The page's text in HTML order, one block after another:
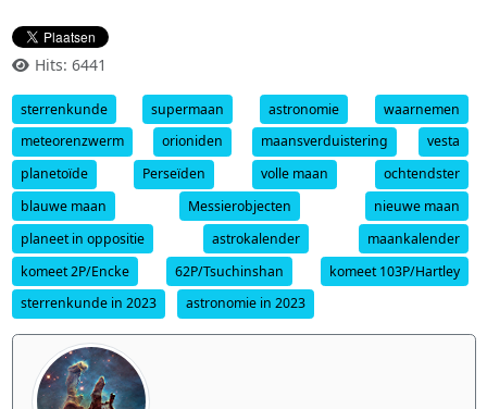
Hits: 6441
sterrenkunde supermaan astronomie
waarnemen
meteorenzwerm
orioniden maansverduistering
vesta
planetoïde
Perseïden volle maan
ochtendster
blauwe maan
Messierobjecten
nieuwe maan
planeet in oppositie
astrokalender
maankalender
komeet 2P/Encke
62P/Tsuchinshan
komeet 103P/Hartley
sterrenkunde in 2023
astronomie in 2023